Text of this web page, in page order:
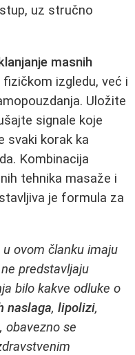
uz stručno
masnih
izgledu, već i
Uložite
signale koje
svaki korak ka
Kombinacija
tehnika masaže i
je formula za
ovom članku imaju
predstavljaju
bilo kakve odluke o
naslaga, lipolizi,
, obavezno se